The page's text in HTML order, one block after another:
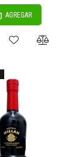
AGREGAR